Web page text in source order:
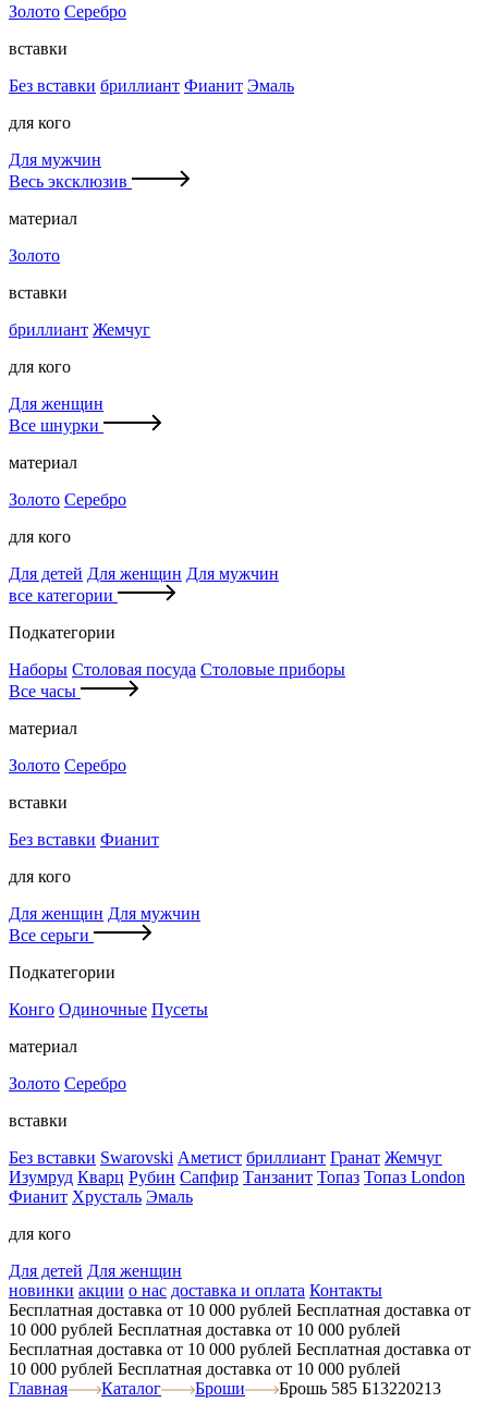
Золото Серебро
вставки
Без вставки бриллиант Фианит Эмаль
для кого
Для мужчин
Весь эксклюзив
материал
Золото
вставки
бриллиант Жемчуг
для кого
Для женщин
Все шнурки
материал
Золото Серебро
для кого
Для детей Для женщин Для мужчин
все категории
Подкатегории
Наборы Столовая посуда Столовые приборы
Все часы
материал
Золото Серебро
вставки
Без вставки Фианит
для кого
Для женщин Для мужчин
Все серьги
Подкатегории
Конго Одиночные Пусеты
материал
Золото Серебро
вставки
Без вставки Swarovski Аметист бриллиант Гранат Жемчуг
Изумруд Кварц Рубин Сапфир Танзанит Топаз Топаз London
Фианит Хрусталь Эмаль
для кого
Для детей Для женщин
новинки акции о нас доставка и оплата Контакты
Бесплатная доставка от 10 000 рублей Бесплатная доставка от
10 000 рублей Бесплатная доставка от 10 000 рублей
Бесплатная доставка от 10 000 рублей Бесплатная доставка от
10 000 рублей Бесплатная доставка от 10 000 рублей
Главная
Каталог Броши Брошь 585 Б13220213